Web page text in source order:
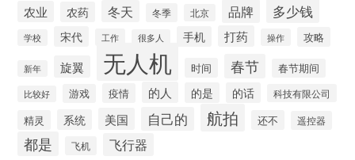
农业 农药 冬天 冬季 北京 品牌 多少钱
学校 宋代 工作 很多人 手机 打药 操作 攻略
新年 旋翼 无人机 时间 春节 春节期间
比较好 游戏 疫情 的人 的是 的话 科技有限公司
精灵 系统 美国 自己的 航拍 还不 遥控器
都是 飞机 飞行器